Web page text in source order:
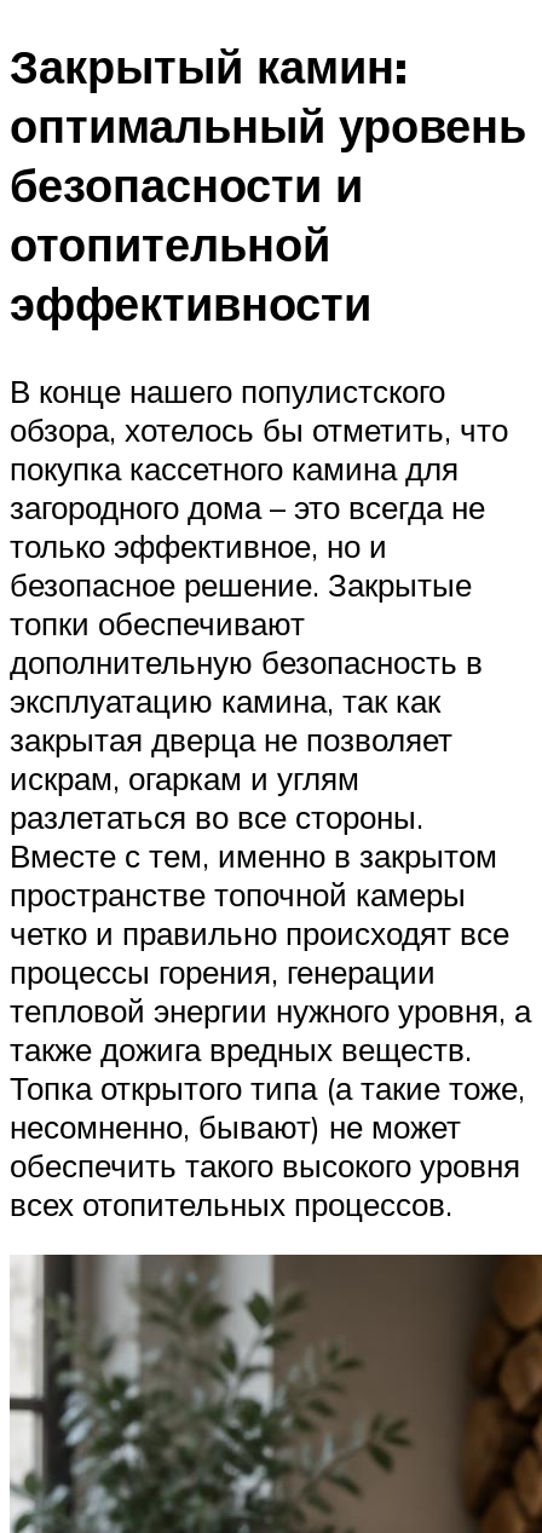
Закрытый камин:
оптимальный уровень
безопасности и
отопительной
эффективности
В конце нашего популистского
обзора, хотелось бы отметить, что
покупка кассетного камина для
загородного дома – это всегда не
только эффективное, но и
безопасное решение. Закрытые
топки обеспечивают
дополнительную безопасность в
эксплуатацию камина, так как
закрытая дверца не позволяет
искрам, огаркам и углям
разлетаться во все стороны.
Вместе с тем, именно в закрытом
пространстве топочной камеры
четко и правильно происходят все
процессы горения, генерации
тепловой энергии нужного уровня, а
также дожига вредных веществ.
Топка открытого типа (а такие тоже,
несомненно, бывают) не может
обеспечить такого высокого уровня
всех отопительных процессов.